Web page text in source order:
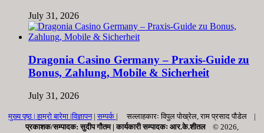
July 31, 2026
Dragonia Casino Germany – Praxis‑Guide zu
Bonus, Zahlung, Mobile & Sicherheit
July 31, 2026
मुख्य पृष्ठ |हाम्रो बारेमा |विज्ञापन|सम्पर्क | सल्लाहकारः विपुल पोख्रेल, राम प्रसाद पाैडेल |
प्रकाशक/सम्पादक: सुदीप गौतम | कार्यकारी सम्पादकः आर.के.शीतल
© 2026,